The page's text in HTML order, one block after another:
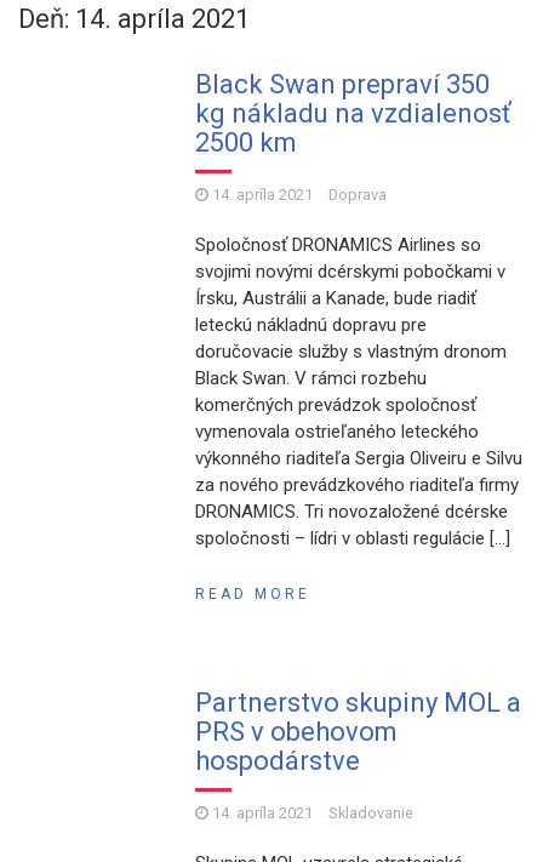
Deň: 14. apríla 2021
Black Swan prepraví 350
kg nákladu na vzdialenosť
2500 km
14. apríla 2021 Doprava
Spoločnosť DRONAMICS Airlines so
svojimi novými dcérskymi pobočkami v
Írsku, Austrálii a Kanade, bude riadiť
leteckú nákladnú dopravu pre
doručovacie služby s vlastným dronom
Black Swan. V rámci rozbehu
komerčných prevádzok spoločnosť
vymenovala ostrieľaného leteckého
výkonného riaditeľa Sergia Oliveiru e Silvu
za nového prevádzkového riaditeľa firmy
DRONAMICS. Tri novozaložené dcérske
spoločnosti – lídri v oblasti regulácie […]
READ MORE
Partnerstvo skupiny MOL a
PRS v obehovom
hospodárstve
14. apríla 2021 Skladovanie